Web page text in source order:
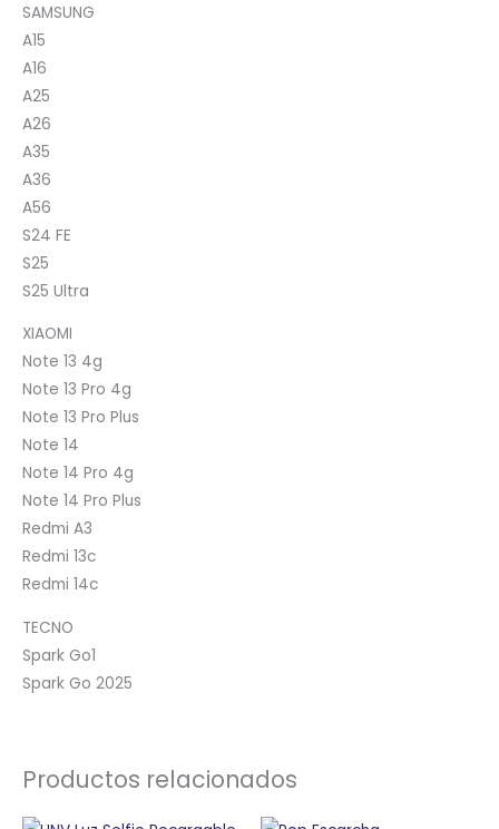
SAMSUNG
A15
A16
A25
A26
A35
A36
A56
S24 FE
S25
S25 Ultra
XIAOMI
Note 13 4g
Note 13 Pro 4g
Note 13 Pro Plus
Note 14
Note 14 Pro 4g
Note 14 Pro Plus
Redmi A3
Redmi 13c
Redmi 14c
TECNO
Spark Go1
Spark Go 2025
Productos relacionados